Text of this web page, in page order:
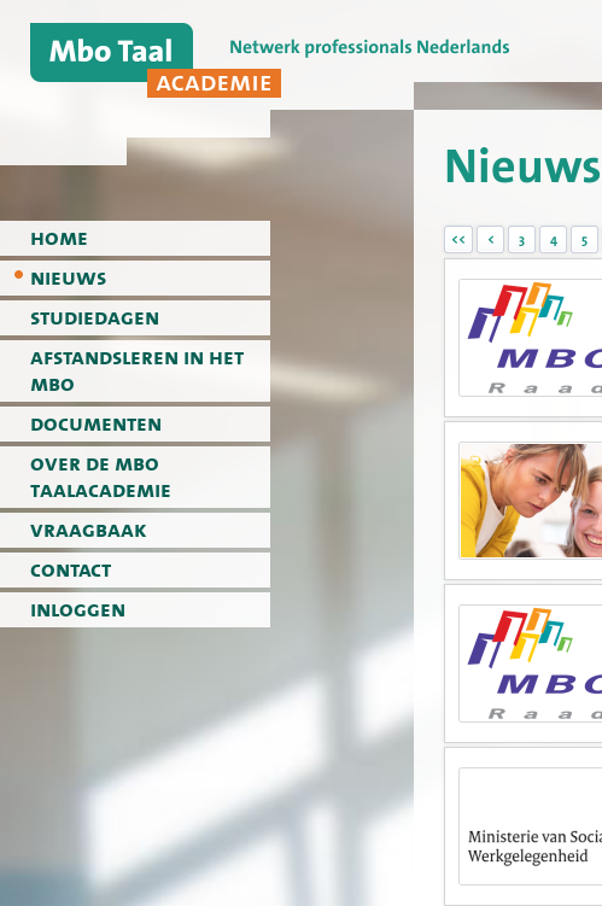
home
nieuws
studiedagen
afstandsleren in het
mbo
documenten
over de mbo
taalacademie
vraagbaak
contact
inloggen
Nieuws
<< < 3 4 5